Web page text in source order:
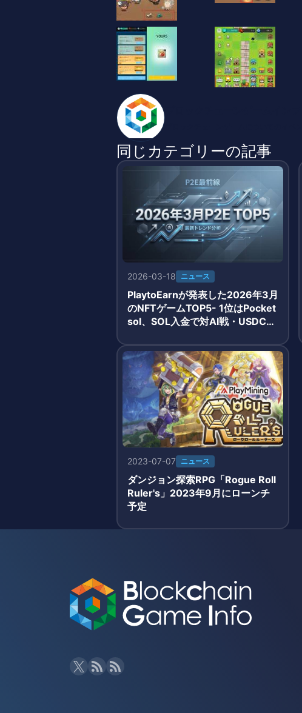
同じカテゴリーの記事
2026-03-18 ニュース
PlaytoEarnが発表した2026年3月
のNFTゲームTOP5- 1位はPocket
sol、SOL入金で対AI戦・USDC報
2023-07-07 ニュース
ダンジョン探索RPG「Rogue Roll
Ruler's」2023年9月にローンチ
予定